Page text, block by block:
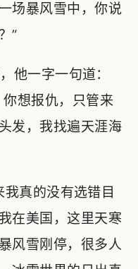
场暴风雪中，你说
”
他一字一句道：
想报仇，只管来
发，我找遍天涯海
真的没有选错目
在美国，这里天寒
风雪刚停，很多人